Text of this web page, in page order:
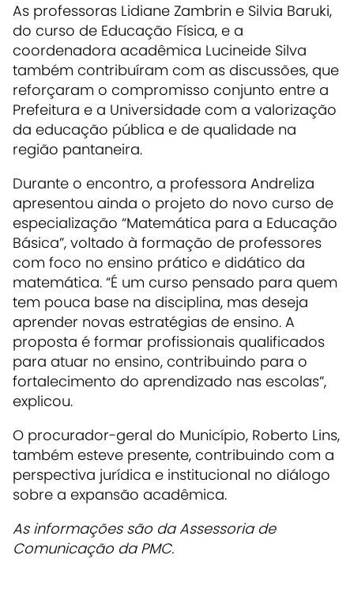
As professoras Lidiane Zambrin e Silvia Baruki,
do curso de Educação Física, e a
coordenadora acadêmica Lucineide Silva
também contribuíram com as discussões, que
reforçaram o compromisso conjunto entre a
Prefeitura e a Universidade com a valorização
da educação pública e de qualidade na
região pantaneira.
Durante o encontro, a professora Andreliza
apresentou ainda o projeto do novo curso de
especialização “Matemática para a Educação
Básica”, voltado à formação de professores
com foco no ensino prático e didático da
matemática. “É um curso pensado para quem
tem pouca base na disciplina, mas deseja
aprender novas estratégias de ensino. A
proposta é formar profissionais qualificados
para atuar no ensino, contribuindo para o
fortalecimento do aprendizado nas escolas”,
explicou.
O procurador-geral do Município, Roberto Lins,
também esteve presente, contribuindo com a
perspectiva jurídica e institucional no diálogo
sobre a expansão acadêmica.
As informações são da Assessoria de
Comunicação da PMC.